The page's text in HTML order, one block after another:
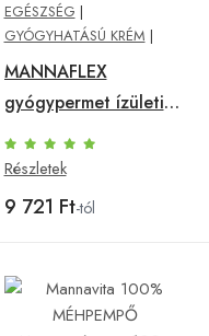
EGÉSZSÉG |
GYÓGYHATÁSÚ KRÉM |
MANNAFLEX
gyógypermet ízületi
problémákra, 100ml
Részletek
9 721 Ft-tól